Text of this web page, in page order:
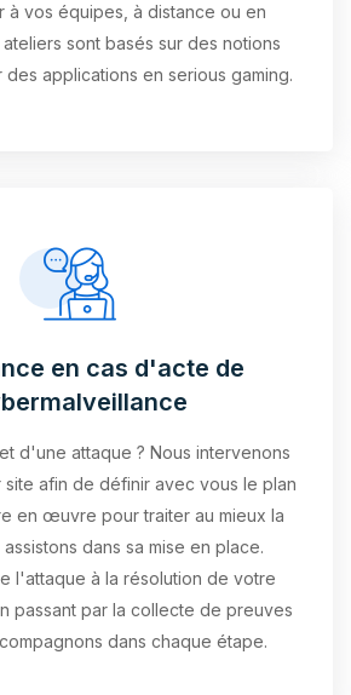
à vos équipes, à distance ou en
sont basés sur des notions
applications en serious gaming.
en cas d'acte de
d'une attaque ? Nous intervenons
site afin de définir avec vous le plan
en œuvre pour traiter au mieux la
dans sa mise en place.
l'attaque à la résolution de votre
passant par la collecte de preuves
dans chaque étape.